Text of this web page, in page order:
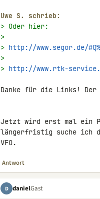
Uwe S. schrieb:
> Oder hier:
>
> http://www.segor.de/
>
> http://www.rtk-
Danke für die Links! Der
Jetzt wird erst mal ein
längerfristig suche ich
VFO.
Antwort
D danielGast